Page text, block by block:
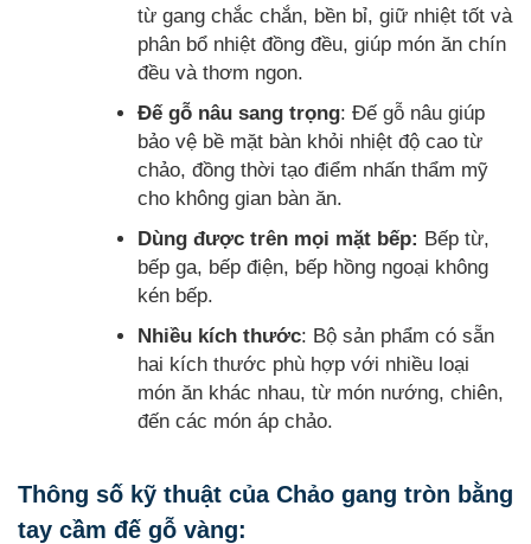
từ gang chắc chắn, bền bỉ, giữ nhiệt tốt và
phân bổ nhiệt đồng đều, giúp món ăn chín
đều và thơm ngon.
Đế gỗ nâu sang trọng: Đế gỗ nâu giúp
bảo vệ bề mặt bàn khỏi nhiệt độ cao từ
chảo, đồng thời tạo điểm nhấn thẩm mỹ
cho không gian bàn ăn.
Dùng được trên mọi mặt bếp: Bếp từ,
bếp ga, bếp điện, bếp hồng ngoại không
kén bếp.
Nhiều kích thước: Bộ sản phẩm có sẵn
hai kích thước phù hợp với nhiều loại
món ăn khác nhau, từ món nướng, chiên,
đến các món áp chảo.
Thông số kỹ thuật của Chảo gang tròn bằng
tay cầm đế gỗ vàng: